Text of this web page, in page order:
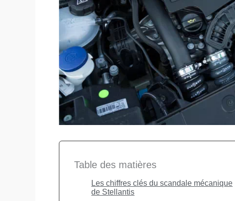
Table des matières
Les chiffres clés du scandale mécanique
de Stellantis